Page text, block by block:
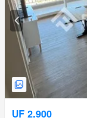
UF 2.900